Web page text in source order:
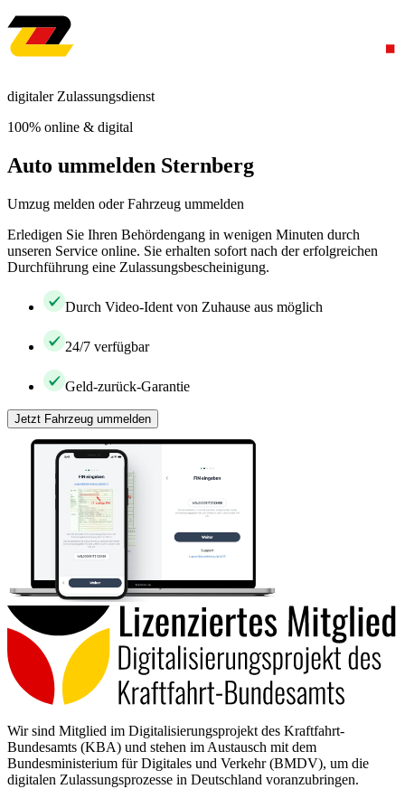
digitaler Zulassungsdienst
100% online & digital
Auto ummelden Sternberg
Umzug melden oder Fahrzeug ummelden
Erledigen Sie Ihren Behördengang in wenigen Minuten durch
unseren Service online. Sie erhalten sofort nach der erfolgreichen
Durchführung eine Zulassungsbescheinigung.
Durch Video-Ident von Zuhause aus möglich
24/7 verfügbar
Geld-zurück-Garantie
Jetzt Fahrzeug ummelden
Wir sind Mitglied im Digitalisierungsprojekt des Kraftfahrt-
Bundesamts (KBA) und stehen im Austausch mit dem
Bundesministerium für Digitales und Verkehr (BMDV), um die
digitalen Zulassungsprozesse in Deutschland voranzubringen.